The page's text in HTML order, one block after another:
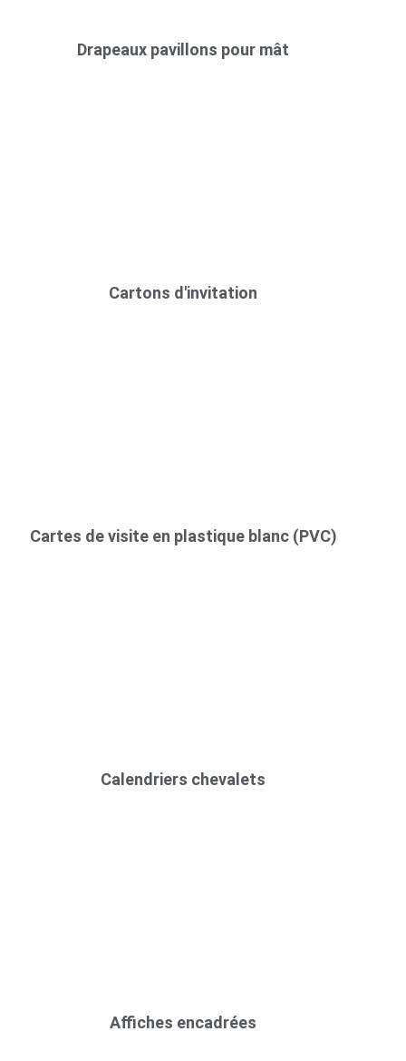
Drapeaux pavillons pour mât
Cartons d'invitation
Cartes de visite en plastique blanc (PVC)
Calendriers chevalets
Affiches encadrées